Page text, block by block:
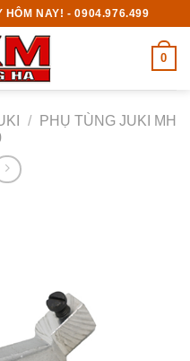
HÔM NAY! - 0904.976.499
0
/
PHỤ TÙNG JUKI MH